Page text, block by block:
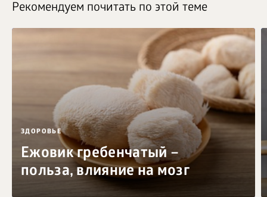
Рекомендуем почитать по этой теме
ЗДОРОВЬЕ
Ежовик гребенчатый –
польза, влияние на мозг